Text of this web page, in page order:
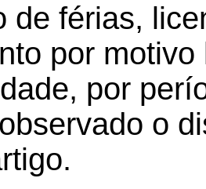
de férias,
por
por
o